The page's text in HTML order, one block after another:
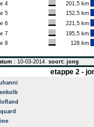
4
201,5 km
5
152,5 km
6
221,5 km
7
195,5 km
8 128 km
: 10-03-2014 soort: jong
etappe 2 -